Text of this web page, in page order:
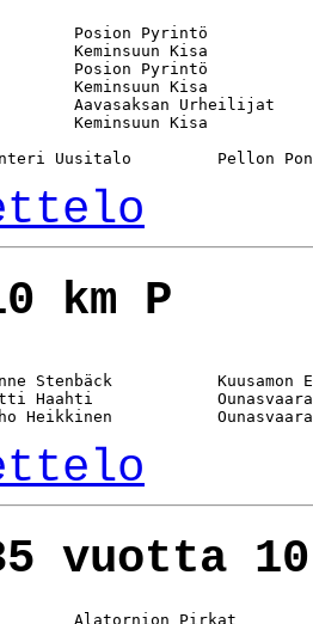
Posion Pyrintö
Keminsuun Kisa
Posion Pyrintö
Keminsuun Kisa
Aavasaksan Urheilijat
Keminsuun Kisa
km P
Stenbäck           Kuusamon
Haahti
vuotta 10
Alatornion Pirkat